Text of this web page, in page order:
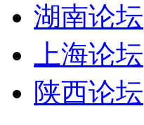
湖南论坛
上海论坛
陕西论坛